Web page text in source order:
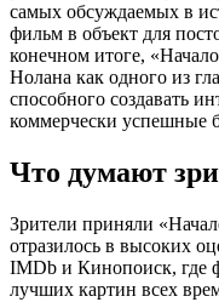
самых обсуждаемых в
фильм в объект для
конечном итоге,
Нолана как одного из
способного создавать
коммерчески успешные
Что думают
Зрители приняли
отразилось в высоких
IMDb и Кинопоиск, где
лучших картин всех